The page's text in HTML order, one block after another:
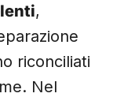
,
riconciliati
Nel